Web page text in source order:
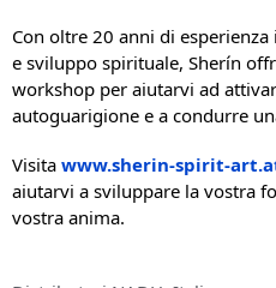
Con oltre 20 anni di
e sviluppo spirituale, Sherín
workshop per aiutarvi ad
autoguarigione e a condurre
Visita www.sherin-spirit-
aiutarvi a sviluppare la vostra
vostra anima.